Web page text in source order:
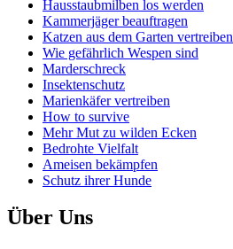
Hausstaubmilben los werden
Kammerjäger beauftragen
Katzen aus dem Garten vertreiben
Wie gefährlich Wespen sind
Marderschreck
Insektenschutz
Marienkäfer vertreiben
How to survive
Mehr Mut zu wilden Ecken
Bedrohte Vielfalt
Ameisen bekämpfen
Schutz ihrer Hunde
Über Uns